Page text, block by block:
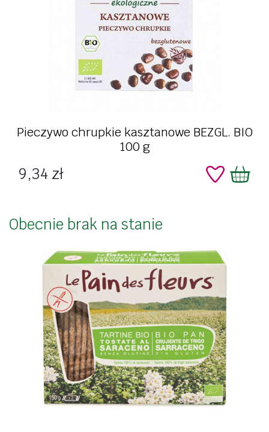
Pieczywo chrupkie kasztanowe BEZGL. BIO
100 g
Cena
9,34 zł
Obecnie brak na stanie